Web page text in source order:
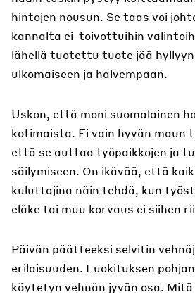
hintojen nousun. Se taas voi
kannalta ei-toivottuihin
lähellä tuotettu tuote jää
ulkomaiseen ja halvempaan.
Uskon, että moni suomalainen
kotimaista. Ei vain hyvän maun
että se auttaa työpaikkojen ja
säilymiseen. On ikävää, että
kuluttajina näin tehdä, kun
eläke tai muu korvaus ei siihen
Päivän päätteeksi selvitin
erilaisuuden. Luokituksen
käytetyn vehnän jyvän osa.